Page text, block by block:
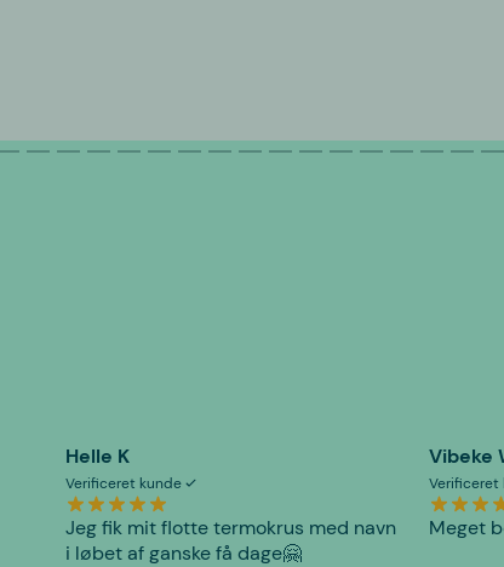
Helle K
Verificeret kunde
Jeg fik mit flotte termokrus med navn
i løbet af ganske få dage🤗
Vibeke
Meget